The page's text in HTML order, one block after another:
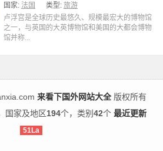
国家: 法国 类型: 旅游
卢浮宫是全球历史最悠久、规模最宏大的博物馆
之一，与英国的大英博物馆和美国的大都会博物
馆并称...
来看下国外网站大全版权所有
国家及地区194个，类别 42个 最近更新
51La